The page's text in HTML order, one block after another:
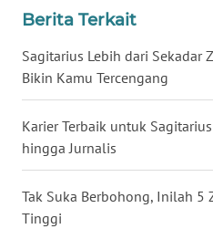
Berita Terkait
Sagitarius Lebih dari Sekadar
Bikin Kamu Tercengang
Karier Terbaik untuk
hingga Jurnalis
Tak Suka Berbohong, Inilah 5
Tinggi
WN
SUMBAR
WN
SUMSEL
WN